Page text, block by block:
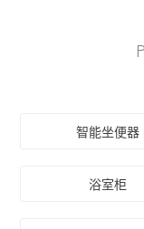
智能坐便器
浴室柜